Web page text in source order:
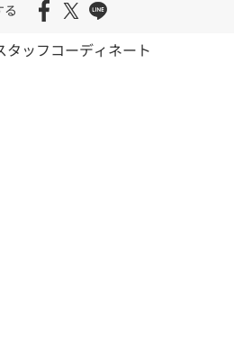
る
タッフコーディネート